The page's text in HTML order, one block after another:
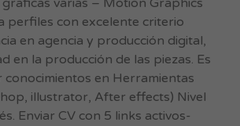
graficas varias – Motion Graphics
perfiles con excelente criterio
en agencia y producción digital,
en la producción de las piezas. Es
conocimientos en Herramientas
illustrator, After effects) Nivel
Enviar CV con 5 links activos-